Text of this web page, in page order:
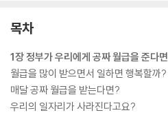
년들은 어느새 경제, 역사, 윤리 등 사회
다보면서 사회를 비판적으로 바라보는
수도 있다. 미래 사회를 이끌어 갈 십대
께 생각해 보고 새로운 자본주의를 맞이
목차
1장 정부가 우리에게 공짜 월급을 준다
월급을 많이 받으면서 일하면 행복할까?
매달 공짜 월급을 받는다면?
우리의 일자리가 사라진다고요?